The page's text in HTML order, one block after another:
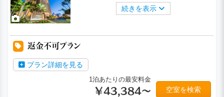
続きを表示
返金不可プラン
プラン詳細を見る
1泊あたりの最安料金
￥43,384～ 空室を検索